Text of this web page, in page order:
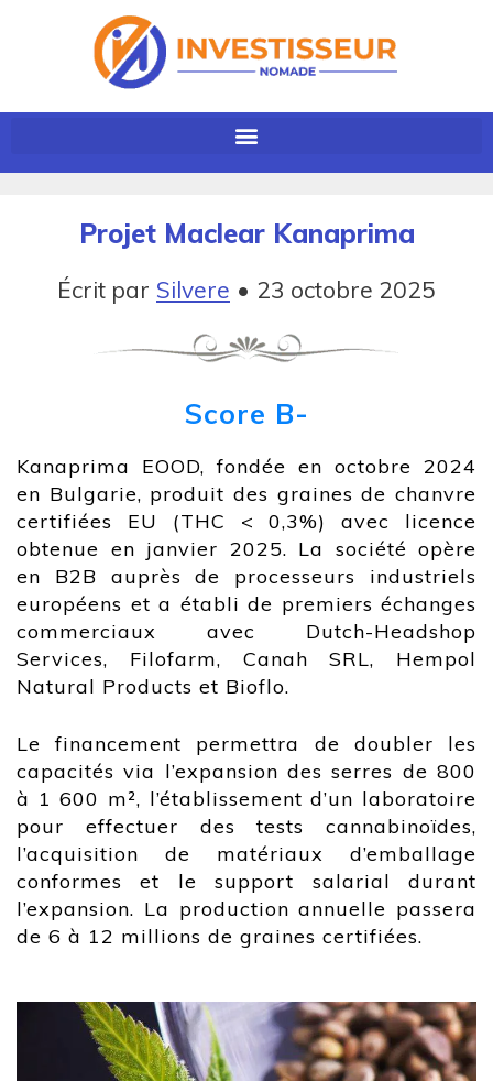
Projet Maclear Kanaprima
Écrit par Silvere • 23 octobre 2025
Score B-
Kanaprima EOOD, fondée en octobre 2024
en Bulgarie, produit des graines de chanvre
certifiées EU (THC < 0,3%) avec licence
obtenue en janvier 2025. La société opère
en B2B auprès de processeurs industriels
européens et a établi de premiers échanges
commerciaux avec Dutch-Headshop
Services, Filofarm, Canah SRL, Hempol
Natural Products et Bioflo.
Le financement permettra de doubler les
capacités via l’expansion des serres de 800
à 1 600 m², l’établissement d’un laboratoire
pour effectuer des tests cannabinoïdes,
l’acquisition de matériaux d’emballage
conformes et le support salarial durant
l’expansion. La production annuelle passera
de 6 à 12 millions de graines certifiées.